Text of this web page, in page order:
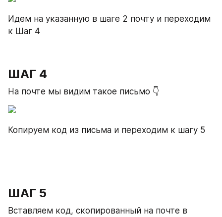
Идем на указанную в шаге 2 почту и переходим
к Шаг 4
ШАГ 4
На почте мы видим такое письмо 👇
Копируем код из письма и переходим к шагу 5
ШАГ 5
Вставляем код, скопированный на почте в